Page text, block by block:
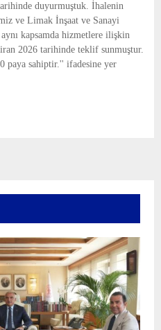
duyurmuştuk. İhalenin
ve Limak İnşaat ve Sanayi
kapsamda hizmetlere ilişkin
2026 tarihinde teklif sunmuştur.
paya sahiptir.'' ifadesine yer